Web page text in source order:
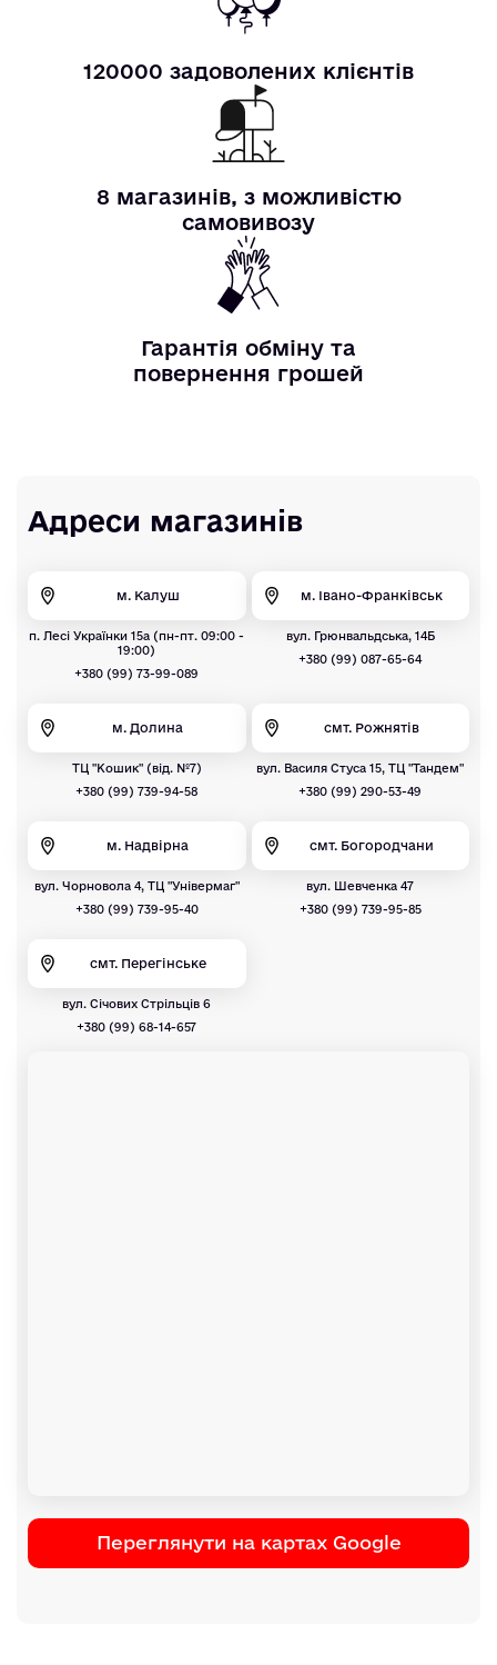
120000 задоволених клієнтів
8 магазинів, з можливістю
самовивозу
Гарантія обміну та
повернення грошей
Адреси магазинів
м. Калуш
п. Лесі Українки 15а (пн-пт. 09:00 -
19:00)
+380 (99) 73-99-089
м. Івано-Франківськ
вул. Грюнвальдська, 14Б
+380 (99) 087-65-64
м. Долина
ТЦ "Кошик" (від. №7)
+380 (99) 739-94-58
смт. Рожнятів
вул. Василя Стуса 15, ТЦ "Тандем"
+380 (99) 290-53-49
м. Надвірна
вул. Чорновола 4, ТЦ "Універмаг"
+380 (99) 739-95-40
смт. Богородчани
вул. Шевченка 47
+380 (99) 739-95-85
смт. Перегінське
вул. Січових Стрільців 6
+380 (99) 68-14-657
Переглянути на картах Google